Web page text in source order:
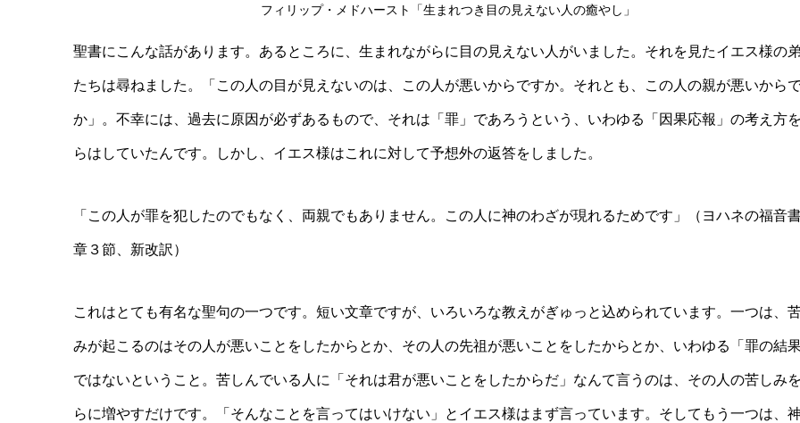
フィリップ・メドハースト「生まれつき目の見えない人の癒やし」
聖書にこんな話があります。あるところに、生まれながらに目の見えない人がいました。それを見たイエス様の
たちは尋ねました。「この人の目が見えないのは、この人が悪いからですか。それとも、この人の親が悪いから
か」。不幸には、過去に原因が必ずあるもので、それは「罪」であろうという、いわゆる「因果応報」の考え方
らはしていたんです。しかし、イエス様はこれに対して予想外の返答をしました。
「この人が罪を犯したのでもなく、両親でもありません。この人に神のわざが現れるためです」（ヨハネの福音
章３節、新改訳）
これはとても有名な聖句の一つです。短い文章ですが、いろいろな教えがぎゅっと込められています。一つは、
みが起こるのはその人が悪いことをしたからとか、その人の先祖が悪いことをしたからとか、いわゆる「罪の結果
ではないということ。苦しんでいる人に「それは君が悪いことをしたからだ」なんて言うのは、その人の苦しみ
らに増やすだけです。「そんなことを言ってはいけない」とイエス様はまず言っています。そしてもう一つは、